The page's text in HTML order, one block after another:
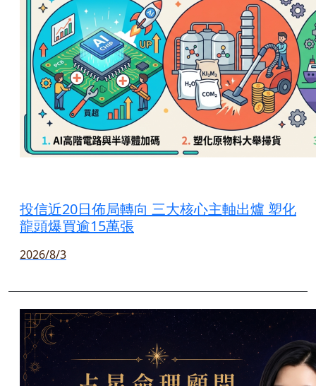
投信近20日佈局轉向 三大核心主軸出爐 塑化
龍頭爆買逾15萬張
2026/8/3